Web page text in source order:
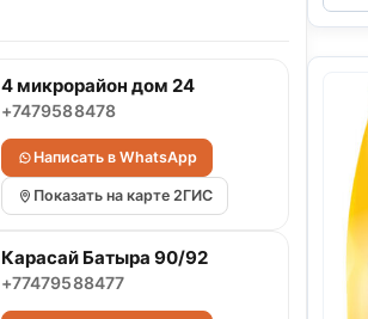
4 микрорайон дом 24
+7479588478
Написать в WhatsApp
Показать на карте 2ГИС
Карасай Батыра 90/92
+77479588477